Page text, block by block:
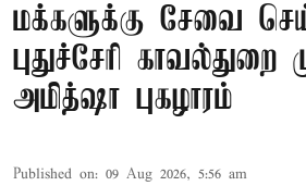
மக்களுக்கு சேவை
புதுச்சேரி காவல்துறை
அமித்ஷா புகழாரம்
Published on: 09 Aug 2026, 5:56 am